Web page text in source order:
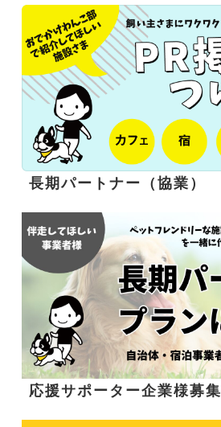
長期パートナー（協業）
応援サポーター企業様募集